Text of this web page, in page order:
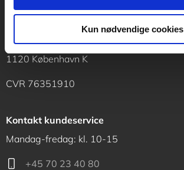
Kun nødvendige cookies
Akademisk Forlag
Vognmagergade 11
1120 København K
CVR 76351910
Kontakt kundeservice
Mandag-fredag: kl. 10-15
+45 70 23 40 80